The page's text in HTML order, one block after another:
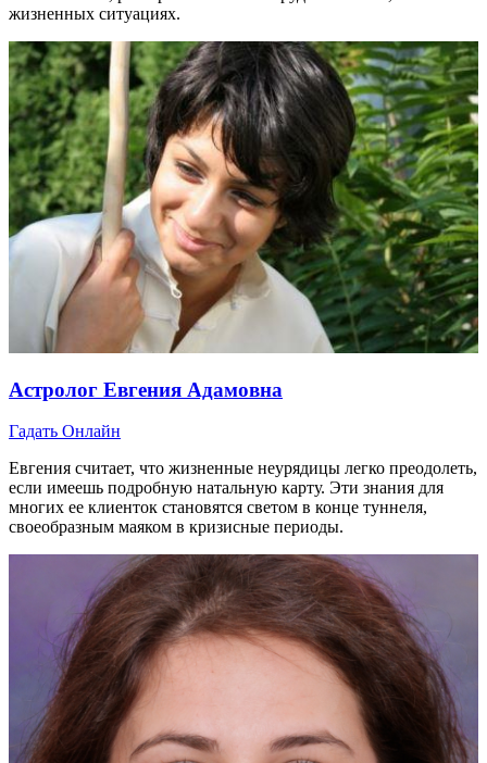
жизненных ситуациях.
Астролог Евгения Адамовна
Гадать Онлайн
Евгения считает, что жизненные неурядицы легко преодолеть,
если имеешь подробную натальную карту. Эти знания для
многих ее клиенток становятся светом в конце туннеля,
своеобразным маяком в кризисные периоды.